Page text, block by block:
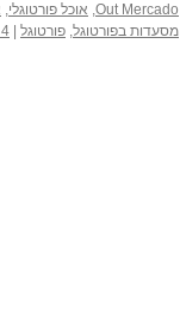
Out Mercado
, אוכל פורטוגלי,
מסעדות בפורטוגל, פורטוגל 4 תגובות